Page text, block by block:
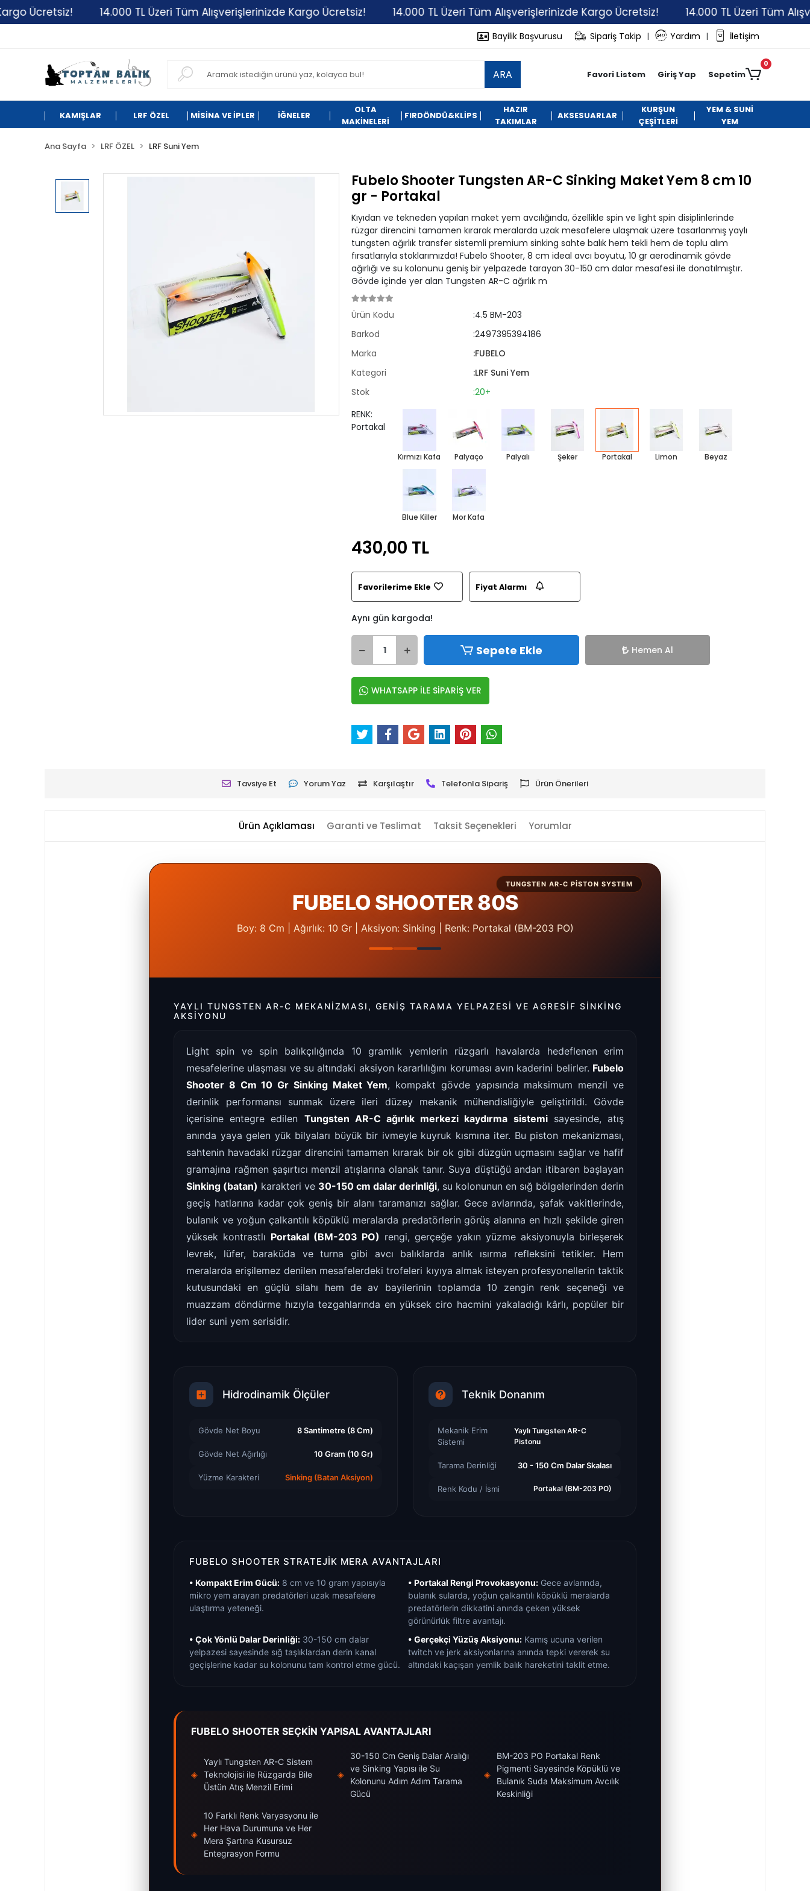
14.000 TL Üzeri Tüm Alışverişlerinizde Kargo Ücretsiz! 14.000 TL Üzeri Tüm Alışverişlerinizde Kargo Ücretsiz! 14.000 TL Üzeri Tüm
Bayilik Başvurusu Sipariş Takip | Yardım | İletişim
ARA Favori Listem Giriş Yap Sepetim
0
KAMIŞLAR LRF ÖZEL MİSİNA VE İPLER İĞNELER
OLTA
MAKİNELERİ
FIRDÖNDÜ&KLİPS
HAZIR
TAKIMLAR
AKSESUARLAR
KURŞUN
ÇEŞİTLERİ
YEM & SUNİ
YEM
Ana Sayfa LRF ÖZEL LRF Suni Yem
Fubelo Shooter Tungsten AR-C Sinking Maket Yem 8 cm 10
gr - Portakal
Kıyıdan ve tekneden yapılan maket yem avcılığında, özellikle spin ve light spin disiplinlerinde
rüzgar direncini tamamen kırarak meralarda uzak mesafelere ulaşmak üzere tasarlanmış yaylı
tungsten ağırlık transfer sistemli premium sinking sahte balık hem tekli hem de toplu alım
fırsatlarıyla stoklarımızda! Fubelo Shooter, 8 cm ideal avcı boyutu, 10 gr aerodinamik gövde
ağırlığı ve su kolonunu geniş bir yelpazede tarayan 30-150 cm dalar mesafesi ile donatılmıştır.
Gövde içinde yer alan Tungsten AR-C ağırlık m
Ürün Kodu
:4.5 BM-203
Barkod
:2497395394186
Marka
:FUBELO
Kategori
:LRF Suni Yem
Stok
:20+
RENK:
Portakal
Kırmızı Kafa Palyaço Palyalı Şeker Portakal Limon Beyaz
Blue Killer Mor Kafa
430,00 TL
Favorilerime Ekle Fiyat Alarmı
Aynı gün kargoda!
Sepete Ekle Hemen Al
WHATSAPP İLE SİPARİŞ VER
Tavsiye Et Yorum Yaz Karşılaştır Telefonla Sipariş Ürün Önerileri
Ürün Açıklaması Garanti ve Teslimat Taksit Seçenekleri Yorumlar
TUNGSTEN AR-C PISTON SYSTEM
FUBELO SHOOTER 80S
Boy: 8 Cm | Ağırlık: 10 Gr | Aksiyon: Sinking | Renk: Portakal (BM-203 PO)
YAYLI TUNGSTEN AR-C MEKANIZMASI, GENIŞ TARAMA YELPAZESI VE AGRESIF SINKING
AKSIYONU
Light spin ve spin balıkçılığında 10 gramlık yemlerin rüzgarlı havalarda hedeflenen erim
mesafelerine ulaşması ve su altındaki aksiyon kararlılığını koruması avın kaderini belirler. Fubelo
Shooter 8 Cm 10 Gr Sinking Maket Yem, kompakt gövde yapısında maksimum menzil ve
derinlik performansı sunmak üzere ileri düzey mekanik mühendisliğiyle geliştirildi. Gövde
içerisine entegre edilen Tungsten AR-C ağırlık merkezi kaydırma sistemisayesinde, atış
anında yaya gelen yük bilyaları büyük bir ivmeyle kuyruk kısmına iter. Bu piston mekanizması,
sahtenin havadaki rüzgar direncini tamamen kırarak bir ok gibi düzgün uçmasını sağlar ve hafif
gramajına rağmen şaşırtıcı menzil atışlarına olanak tanır. Suya düştüğü andan itibaren başlayan
Sinking (batan) karakteri ve 30-150 cm dalar derinliği, su kolonunun en sığ bölgelerinden derin
geçiş hatlarına kadar çok geniş bir alanı taramanızı sağlar. Gece avlarında, şafak vakitlerinde,
bulanık ve yoğun çalkantılı köpüklü meralarda predatörlerin görüş alanına en hızlı şekilde giren
yüksek kontrastlı Portakal (BM-203 PO) rengi, gerçeğe yakın yüzme aksiyonuyla birleşerek
levrek, lüfer, baraküda ve turna gibi avcı balıklarda anlık ısırma refleksini tetikler. Hem
meralarda erişilemez denilen mesafelerdeki trofeleri kıyıya almak isteyen profesyonellerin taktik
kutusundaki en güçlü silahı hem de av bayilerinin toplamda 10 zengin renk seçeneği ve
muazzam döndürme hızıyla tezgahlarında en yüksek ciro hacmini yakaladığı kârlı, popüler bir
lider suni yem serisidir.
Hidrodinamik Ölçüler
Gövde Net Boyu 8 Santimetre (8 Cm)
Gövde Net Ağırlığı 10 Gram (10 Gr)
Yüzme Karakteri Sinking (Batan Aksiyon)
Teknik Donanım
Mekanik Erim
Sistemi
Yaylı Tungsten AR-C
Pistonu
Tarama Derinliği 30 - 150 Cm Dalar Skalası
Renk Kodu / İsmi Portakal (BM-203 PO)
FUBELO SHOOTER STRATEJIK MERA AVANTAJLARI
• Kompakt Erim Gücü: 8 cm ve 10 gram yapısıyla
mikro yem arayan predatörleri uzak mesafelere
ulaştırma yeteneği.
• Portakal Rengi Provokasyonu: Gece avlarında,
bulanık sularda, yoğun çalkantılı köpüklü meralarda
predatörlerin dikkatini anında çeken yüksek
görünürlük filtre avantajı.
• Çok Yönlü Dalar Derinliği: 30-150 cm dalar
yelpazesi sayesinde sığ taşlıklardan derin kanal
geçişlerine kadar su kolonunu tam kontrol etme gücü.
• Gerçekçi Yüzüş Aksiyonu: Kamış ucuna verilen
twitch ve jerk aksiyonlarına anında tepki vererek su
altındaki kaçışan yemlik balık hareketini taklit etme.
FUBELO SHOOTER SEÇKİN YAPISAL AVANTAJLARI
◈
Yaylı Tungsten AR-C Sistem
Teknolojisi ile Rüzgarda Bile
Üstün Atış Menzil Erimi
◈
30-150 Cm Geniş Dalar Aralığı
ve Sinking Yapısı ile Su
Kolonunu Adım Adım Tarama
Gücü
◈
BM-203 PO Portakal Renk
Pigmenti Sayesinde Köpüklü ve
Bulanık Suda Maksimum Avcılık
Keskinliği
◈
10 Farklı Renk Varyasyonu ile
Her Hava Durumuna ve Her
Mera Şartına Kusursuz
Entegrasyon Formu